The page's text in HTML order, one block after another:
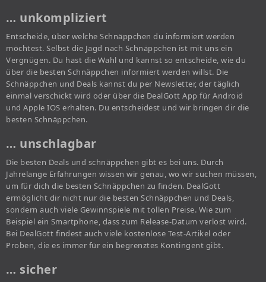
… unkompliziert
Entscheide, über welche Schnäppchen du informiert werden
möchtest. Selbst die Jagd nach Schnäppchen ist mit uns ein
Vergnügen. Du hast die Wahl und kannst so entscheide, wie du
über die besten Schnäppchen informiert werden willst. Die
Schnäppchen und Deals kannst du per Newsletter, der täglich
einmal verschickt wird oder über die DealGott App für Android
und Apple IOS erhalten. Du entscheidest und wir bringen dir die
besten Schnäppchen.
… unschlagbar
Die besten Deals und schnäppchen gibt es bei uns. Durch
Jahrelange Erfahrungen wissen wir genau, wo wir suchen müssen,
um für dich die besten Schnäppchen zu finden. DealGott
ermöglicht dir nicht nur die besten Schnäppchen und Deals,
sondern auch viele Gewinnspiele mit tollen Preise. Wie zum
Beispiel ein Smartphone, dass zum Release-Datum verlost wird.
Bei DealGott findest auch viele kostenlose Test-Artikel oder
Proben, die es immer für ein begrenztes Kontingent gibt.
… sicher